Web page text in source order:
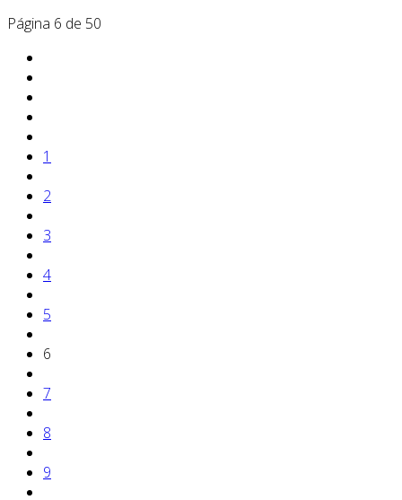
Página 6 de 50
1
2
3
4
5
6
7
8
9